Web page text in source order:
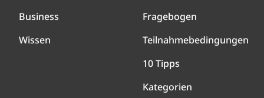
Business
Wissen
Fragebogen
Teilnahmebedingungen
10 Tipps
Kategorien